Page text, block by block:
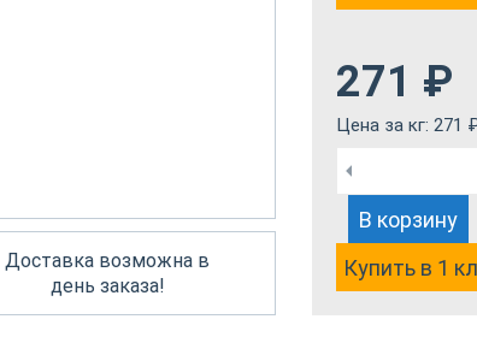
Доставка возможна в
день заказа!
271 ₽
Цена за кг: 271
В корзину
Купить в 1